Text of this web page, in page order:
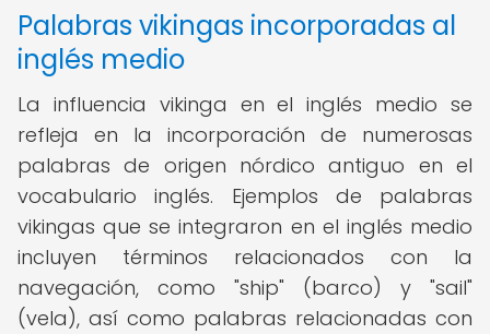
Palabras vikingas incorporadas al
inglés medio
La influencia vikinga en el inglés medio se
refleja en la incorporación de numerosas
palabras de origen nórdico antiguo en el
vocabulario inglés. Ejemplos de palabras
vikingas que se integraron en el inglés medio
incluyen términos relacionados con la
navegación, como "ship" (barco) y "sail"
(vela), así como palabras relacionadas con